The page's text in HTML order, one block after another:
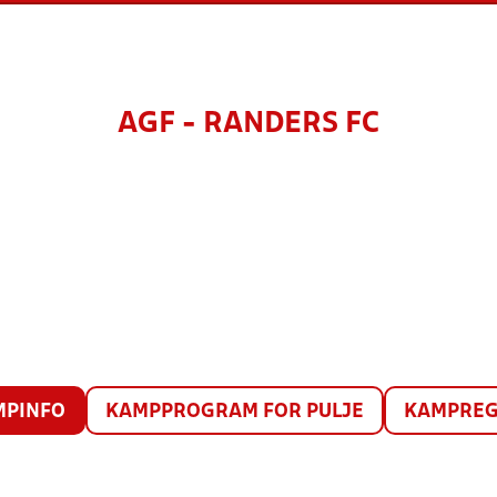
AGF - RANDERS FC
KAMPPROGRAM FOR PULJE